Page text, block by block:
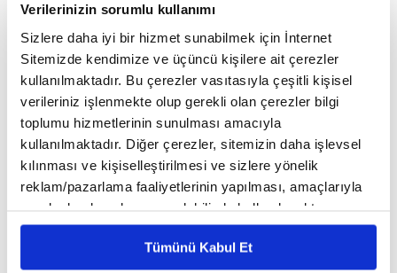
Verilerinizin sorumlu kullanımı
Sizlere daha iyi bir hizmet sunabilmek için İnternet
Sitemizde kendimize ve üçüncü kişilere ait çerezler
kullanılmaktadır. Bu çerezler vasıtasıyla çeşitli kişisel
verileriniz işlenmekte olup gerekli olan çerezler bilgi
toplumu hizmetlerinin sunulması amacıyla
kullanılmaktadır. Diğer çerezler, sitemizin daha işlevsel
kılınması ve kişiselleştirilmesi ve sizlere yönelik
reklam/pazarlama faaliyetlerinin yapılması, amaçlarıyla
sınırlı olarak açık rızanız dahilinde kullanılacaktır.
Çerezlere ilişkin tercihlerinizi çerez paneli vasıtasıyla
belirleyebilirsiniz. Çerezlere ilişkin detaylı bilgi için
Tümünü Kabul Et
Yaptığı konuşmada, son iki yılda Dedeman markası
olarak bir maraton koştuklarını belirten Dedeman
Yönetim Kurulu Başkanı Banu Dedeman;
"Attığımız her bir imza, açılışını
gerçekleştirdiğimiz her bir otel bizi yeni duraklara
taşırken, bölge istihdamına katkı sağlama olanağı
da buluyoruz. 1966'da kurulmuş bir marka olarak
her zaman yerli ve milli olmakla övünüyor, bunun